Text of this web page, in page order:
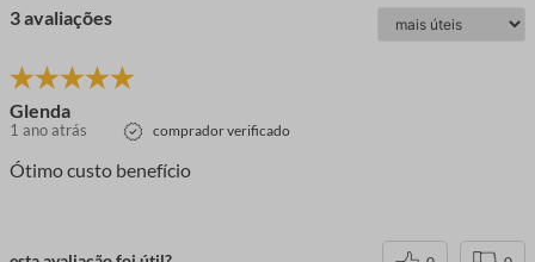
3 avaliações
Glenda
1 ano atrás comprador verificado
Ótimo custo benefício